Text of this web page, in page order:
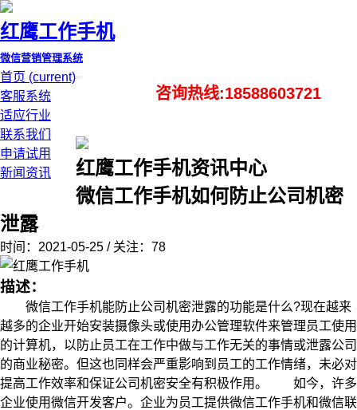
红鹰工作手机
微信营销管理系统
首页 (current)
客服系统
适应行业
联系我们
申请试用
新闻资讯
咨询热线:18588603721
红鹰工作手机资讯中心
微信工作手机如何防止公司机密
泄露
时间：2021-05-25 / 关注：78
描述：
微信工作手机能防止公司机密泄露的功能是什么?现在越来
越多的企业开始安装摄像头或使用办公管理软件来管理员工使用
的计算机，以防止员工在工作中做与工作无关的事情或泄露公司
的商业秘密。但这也同样会严重影响到员工的工作情绪，未必对
提高工作效率和保证公司机密安全有积极作用。 如今，许多
企业使用微信开发客户。企业为员工提供微信工作手机和微信联